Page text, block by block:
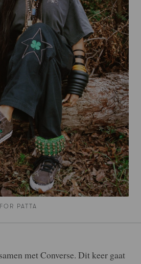
PATTA
met Converse. Dit keer gaat